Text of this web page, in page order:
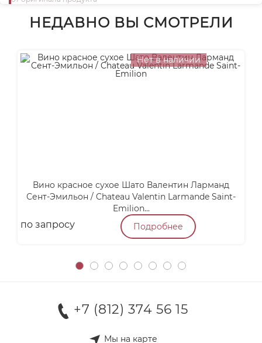
НЕДАВНО ВЫ СМОТРЕЛИ
Нет в наличии
Вино красное сухое Шато Валентин Ларманд
Сент-Эмильон / Chateau Valentin Larmande Saint-
Emilion...
по запросу Подробнее
+7 (812) 374 56 15
Мы на карте